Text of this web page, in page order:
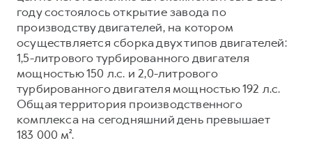
Сервис для корпоративных клиентов
HAVAL Лизинг
АКСЕССУАРЫ HAVAL
Автомобильные аксессуары
Коллекция CITY
АКСЕССУАРЫ HAVAL
Автомобильные аксессуары
Коллекция CITY
Коллекция Базовая
Коллекция Детская
году состоялось открытие завода по
производству двигателей, на котором
осуществляется сборка двух типов двигателей:
1,5-литрового турбированного двигателя
мощностью 150 л.с. и 2,0-литрового
турбированного двигателя мощностью 192 л.с.
Общая территория производственного
комплекса на сегодняшний день превышает
183 000 м².